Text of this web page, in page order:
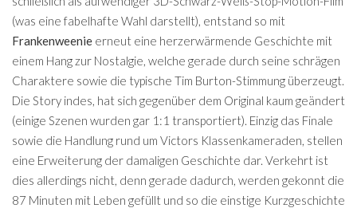
(was eine fabelhafte Wahl darstellt), entstand so mit
Frankenweenie erneut eine herzerwärmende Geschichte mit
einem Hang zur Nostalgie, welche gerade durch seine schrägen
Charaktere sowie die typische Tim Burton-Stimmung überzeugt.
Die Story indes, hat sich gegenüber dem Original kaum geändert
(einige Szenen wurden gar 1:1 transportiert). Einzig das Finale
sowie die Handlung rund um Victors Klassenkameraden, stellen
eine Erweiterung der damaligen Geschichte dar. Verkehrt ist
dies allerdings nicht, denn gerade dadurch, werden gekonnt die
87 Minuten mit Leben gefüllt und so die einstige Kurzgeschichte